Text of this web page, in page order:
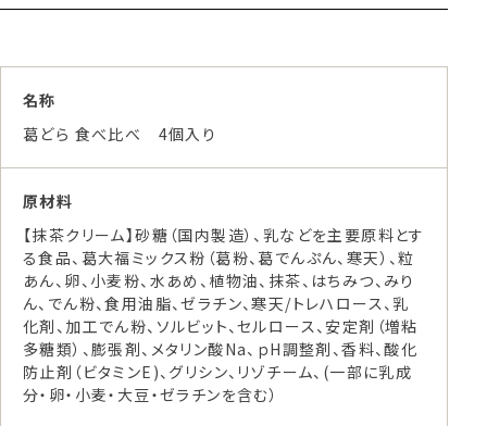
名称
葛どら 食べ比べ 4個入り
原材料
【抹茶クリーム】砂糖（国内製造）、乳などを主要原料とす
る食品、葛大福ミックス粉（葛粉、葛でんぷん、寒天）、粒
あん、卵、小麦粉、水あめ、植物油、抹茶、はちみつ、みり
ん、でん粉、食用油脂、ゼラチン、寒天/トレハロース、乳
化剤、加工でん粉、ソルビット、セルロース、安定剤（増粘
多糖類）、膨張剤、メタリン酸Na、ｐH調整剤、香料、酸化
防止剤（ビタミンE)、グリシン、リゾチーム、(一部に乳成
分・卵・小麦・大豆・ゼラチンを含む）